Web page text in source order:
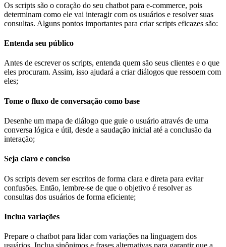
Os scripts são o coração do seu chatbot para e-commerce, pois
determinam como ele vai interagir com os usuários e resolver suas
consultas. Alguns pontos importantes para criar scripts eficazes são:
Entenda seu público
Antes de escrever os scripts, entenda quem são seus clientes e o que
eles procuram. Assim, isso ajudará a criar diálogos que ressoem com
eles;
Tome o fluxo de conversação como base
Desenhe um mapa de diálogo que guie o usuário através de uma
conversa lógica e útil, desde a saudação inicial até a conclusão da
interação;
Seja claro e conciso
Os scripts devem ser escritos de forma clara e direta para evitar
confusões. Então, lembre-se de que o objetivo é resolver as
consultas dos usuários de forma eficiente;
Inclua variações
Prepare o chatbot para lidar com variações na linguagem dos
usuários. Inclua sinônimos e frases alternativas para garantir que a